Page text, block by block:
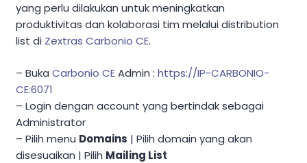
yang perlu dilakukan untuk meningkatkan
produktivitas dan kolaborasi tim melalui distribution
list di Zextras Carbonio CE.
– Buka Carbonio CEAdmin : https://IP-CARBONIO-
CE:6071
– Login dengan account yang bertindak sebagai
Administrator
– Pilih menu Domains | Pilih domain yang akan
disesuaikan | Pilih Mailing List